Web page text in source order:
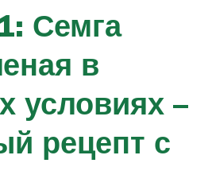
Семга
в
условиях –
рецепт с